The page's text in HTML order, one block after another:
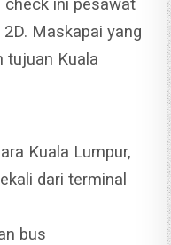
check ini pesawat
Maskapai yang
tujuan Kuala
Kuala Lumpur,
dari terminal
bus